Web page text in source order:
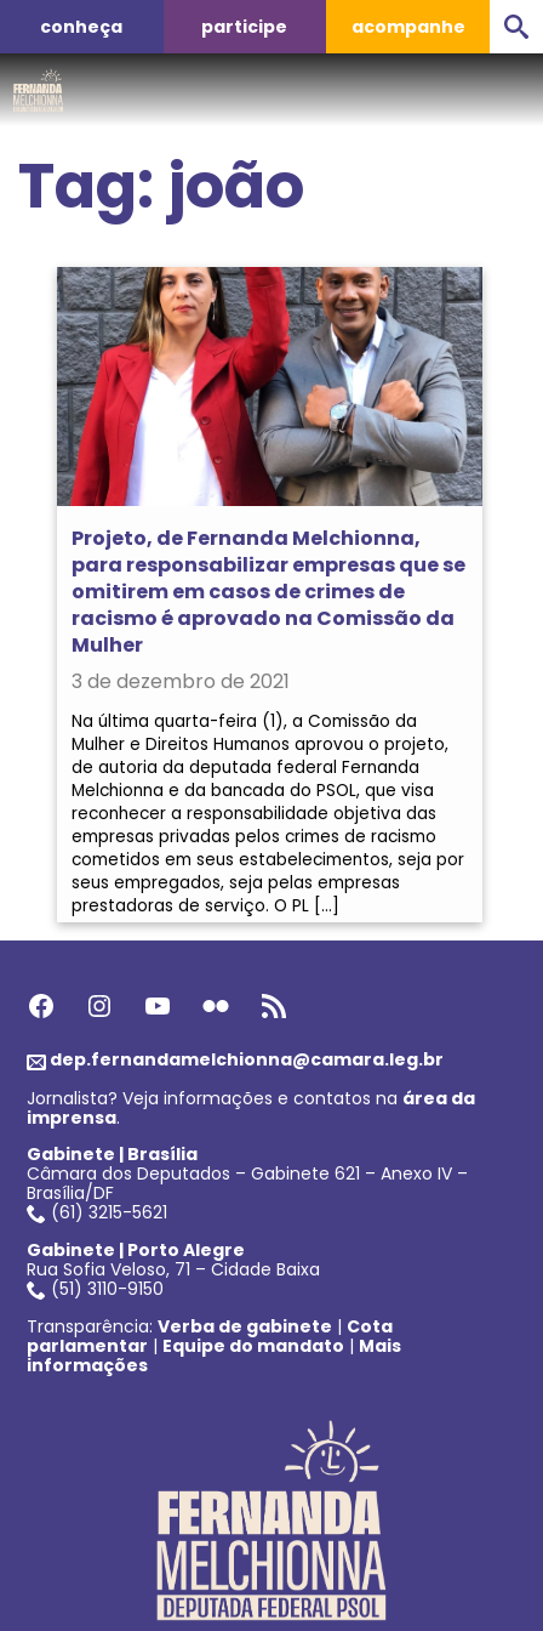
conheça participe acompanhe
Tag: joão
Projeto, de Fernanda Melchionna,
para responsabilizar empresas que se
omitirem em casos de crimes de
racismo é aprovado na Comissão da
Mulher
3 de dezembro de 2021
Na última quarta-feira (1), a Comissão da
Mulher e Direitos Humanos aprovou o projeto,
de autoria da deputada federal Fernanda
Melchionna e da bancada do PSOL, que visa
reconhecer a responsabilidade objetiva das
empresas privadas pelos crimes de racismo
cometidos em seus estabelecimentos, seja por
seus empregados, seja pelas empresas
prestadoras de serviço. O PL […]
Facebook Instagram Youtube Flickr Feed RSS
dep.fernandamelchionna@camara.leg.br
Jornalista? Veja informações e contatos na área da
imprensa.
Gabinete | Brasília
Câmara dos Deputados – Gabinete 621 – Anexo IV –
Brasília/DF
(61) 3215-5621
Gabinete | Porto Alegre
Rua Sofia Veloso, 71 – Cidade Baixa
(51) 3110-9150
Transparência:Verba de gabinete | Cota
parlamentar | Equipe do mandato | Mais
informações